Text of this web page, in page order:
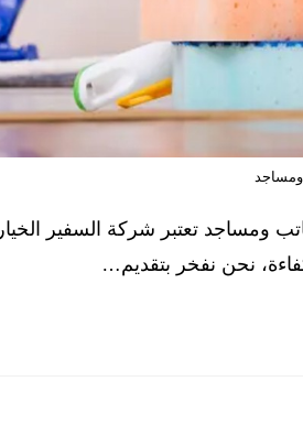
ومساجد
ومساجد تعتبر شركة السفير الخيار
نحن نفخر بتقديم…